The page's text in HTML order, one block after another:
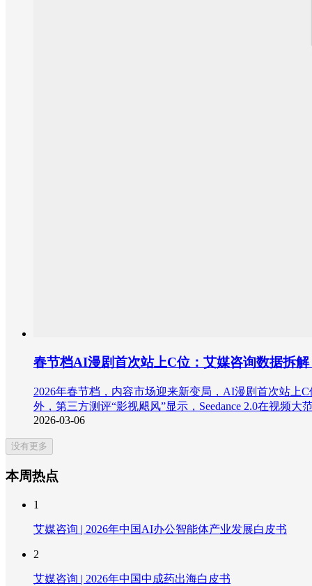
春节档AI漫剧首次站上C位：艾媒咨询数据拆
2026年春节档，内容市场迎来新变局，AI漫剧首次站上
外，第三方测评“影视飓风”显示，Seedance 2.0在视频
2026-03-06
没有更多
本周热点
1
艾媒咨询 | 2026年中国AI办公智能体产业发展白皮书
2
艾媒咨询 | 2026年中国中成药出海白皮书